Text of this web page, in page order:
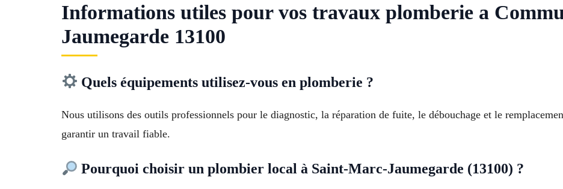
Informations utiles pour vos travaux plomberie a
Jaumegarde 13100
Quels équipements utilisez-vous en plomberie ?
Nous utilisons des outils professionnels pour le diagnostic, la réparation de fuite, le débouchage et le
garantir un travail fiable.
Pourquoi choisir un plombier local à Saint-Marc-Jaumegarde (13100) ?